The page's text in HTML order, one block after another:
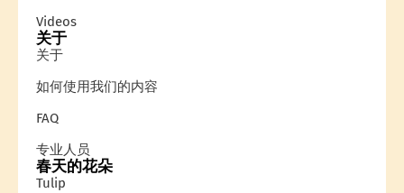
Videos
关于
关于
如何使用我们的内容
FAQ
专业人员
春天的花朵
Tulip